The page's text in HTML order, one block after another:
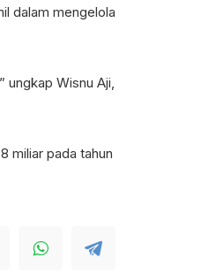
dalam mengelola
ungkap Wisnu Aji,
miliar pada tahun